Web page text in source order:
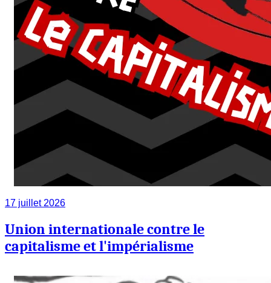
17 juillet 2026
Union internationale contre le
capitalisme et l'impérialisme